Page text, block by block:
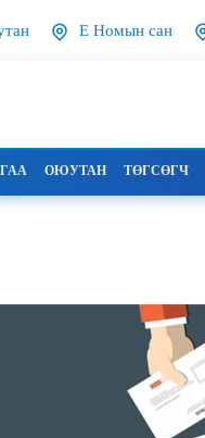
Е Номын сан
ОЮУТАН ТӨГСӨГЧ